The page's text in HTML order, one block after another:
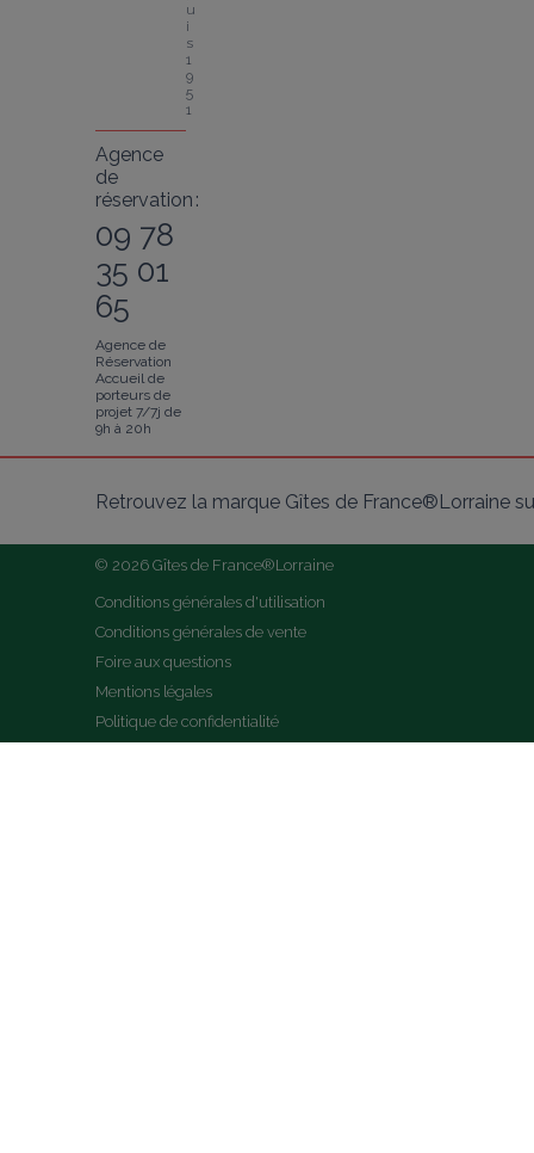
u
i
s
1
9
5
1
Agence
de
réservation :
09 78
35 01
65
Agence de
Réservation
Accueil de
porteurs de
projet 7/7j de
9h à 20h
Retrouvez la marque Gîtes de France®Lorraine
© 2026 Gîtes de France®Lorraine
Conditions générales d'utilisation
Conditions générales de vente
Foire aux questions
Mentions légales
Politique de confidentialité